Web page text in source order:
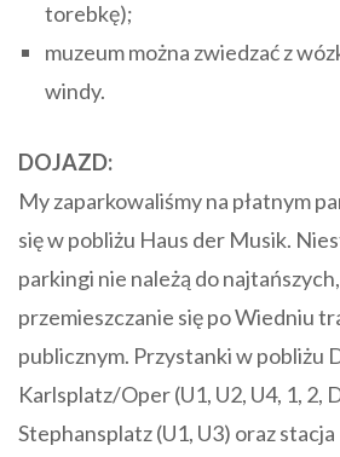
torebkę);
muzeum można zwiedzać z
windy.
DOJAZD:
My zaparkowaliśmy na płatnym
się w pobliżu Haus der Musik.
parkingi nie należą do
przemieszczanie się po Wiedniu
publicznym. Przystanki w pobliżu
Karlsplatz/Oper (U1, U2, U4, 1, 2,
Stephansplatz (U1, U3) oraz stacja